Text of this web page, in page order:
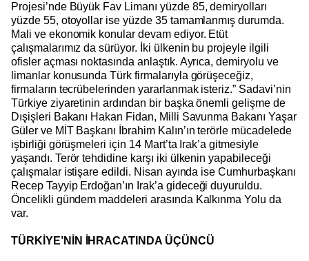
Projesi’nde Büyük Fav Limanı yüzde 85, demiryolları
yüzde 55, otoyollar ise yüzde 35 tamamlanmış durumda.
Mali ve ekonomik konular devam ediyor. Etüt
çalışmalarımız da sürüyor. İki ülkenin bu projeyle ilgili
ofisler açması noktasında anlaştık. Ayrıca, demiryolu ve
limanlar konusunda Türk firmalarıyla görüşeceğiz,
firmaların tecrübelerinden yararlanmak isteriz.” Sadavi’nin
Türkiye ziyaretinin ardından bir başka önemli gelişme de
Dışişleri Bakanı Hakan Fidan, Milli Savunma Bakanı Yaşar
Güler ve MİT Başkanı İbrahim Kalın’ın terörle mücadelede
işbirliği görüşmeleri için 14 Mart’ta Irak’a gitmesiyle
yaşandı. Terör tehdidine karşı iki ülkenin yapabileceği
çalışmalar istişare edildi. Nisan ayında ise Cumhurbaşkanı
Recep Tayyip Erdoğan’ın Irak’a gideceği duyuruldu.
Öncelikli gündem maddeleri arasında Kalkınma Yolu da
var.
TÜRKİYE’NİN İHRACATINDA ÜÇÜNCÜ